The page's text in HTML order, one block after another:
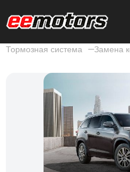
Тормозная система Замена